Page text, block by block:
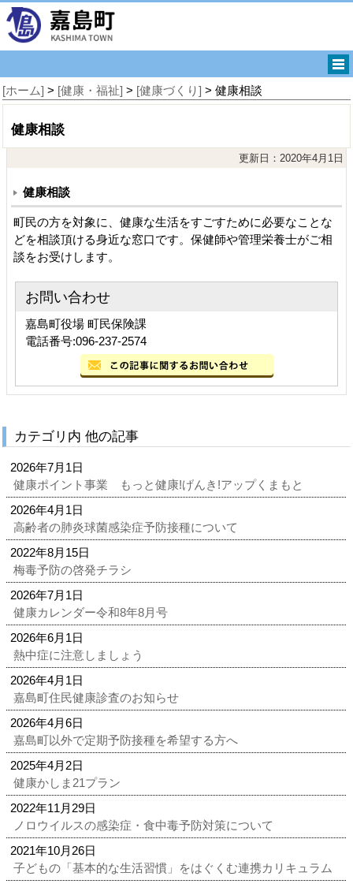
[ホーム] > [健康・福祉] > [健康づくり] > 健康相談
健康相談
更新日：2020年4月1日
健康相談
町民の方を対象に、健康な生活をすごすために必要なことな
どを相談頂ける身近な窓口です。保健師や管理栄養士がご相
談をお受けします。
お問い合わせ
嘉島町役場 町民保険課
電話番号:096-237-2574
カテゴリ内 他の記事
2026年7月1日
健康ポイント事業 もっと健康!げんき!アップくまもと
2026年4月1日
高齢者の肺炎球菌感染症予防接種について
2022年8月15日
梅毒予防の啓発チラシ
2026年7月1日
健康カレンダー令和8年8月号
2026年6月1日
熱中症に注意しましょう
2026年4月1日
嘉島町住民健康診査のお知らせ
2026年4月6日
嘉島町以外で定期予防接種を希望する方へ
2025年4月2日
健康かしま21プラン
2022年11月29日
ノロウイルスの感染症・食中毒予防対策について
2021年10月26日
子どもの「基本的な生活習慣」をはぐくむ連携カリキュラム